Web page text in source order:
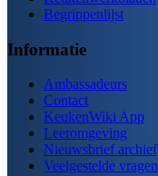
Begrippenlijst
Informatie
Ambassadeurs
Contact
KeukenWiki App
Leeromgeving
Nieuwsbrief archief
Veelgestelde vragen